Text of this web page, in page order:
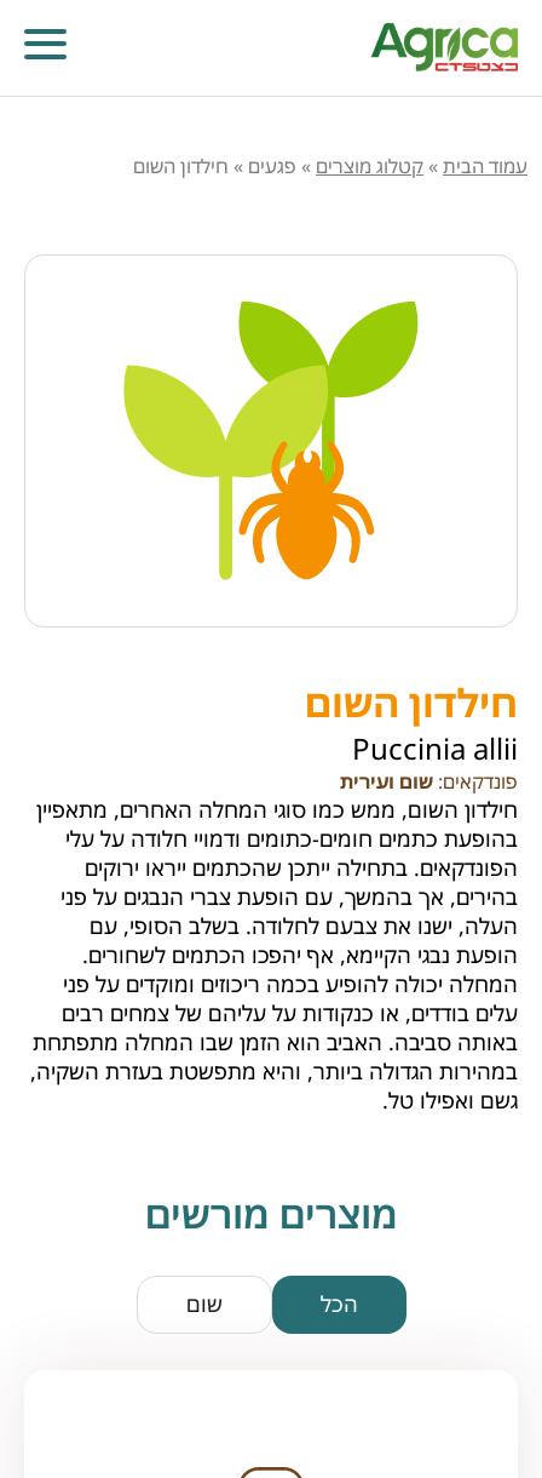
קוטלי עשבים
קוטלי מחלות
קוטלי חרקים
דישון עלוותי וביוסטימולנטים
שונות
עמוד הבית»קטלוג מוצרים » פגעים » חילדון השום
חילדון השום
Puccinia allii
פונדקאים: שום ועירית
חילדון השום, ממש כמו סוגי המחלה האחרים, מתאפיין
בהופעת כתמים חומים-כתומים ודמויי חלודה על עלי
הפונדקאים. בתחילה ייתכן שהכתמים ייראו ירוקים
בהירים, אך בהמשך, עם הופעת צברי הנבגים על פני
העלה, ישנו את צבעם לחלודה. בשלב הסופי, עם
הופעת נבגי הקיימא, אף יהפכו הכתמים לשחורים.
המחלה יכולה להופיע בכמה ריכוזים ומוקדים על פני
עלים בודדים, או כנקודות על עליהם של צמחים רבים
באותה סביבה. האביב הוא הזמן שבו המחלה מתפתחת
במהירות הגדולה ביותר, והיא מתפשטת בעזרת השקיה,
גשם ואפילו טל.
מוצרים מורשים
הכל שום